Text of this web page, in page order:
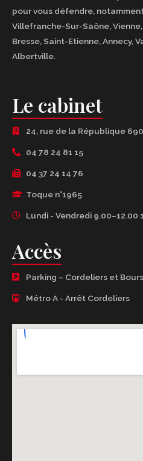
pour vous défendre,
Villefranche-Sur-Saône,Vienne,
Bresse, Saint-Etienne,Annecy,
Albertville.
Le cabinet
24, rue de la République
04 78 24 81 15
04 37 24 14 76
Toque n°1965
Lundi - Vendredi 9.00–12.00
Accès
Parking – Cordeliers et
Métro A - Arrêt Cordeliers